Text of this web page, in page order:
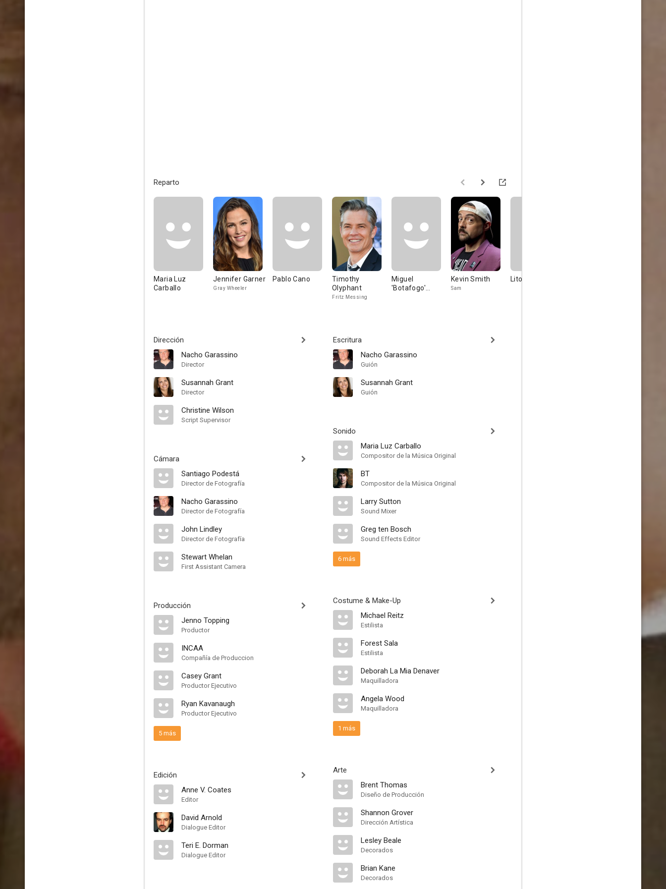
Reparto
Maria Luz
Carballo
Jennifer Garner
Gray Wheeler
Pablo Cano
Timothy
Olyphant
Fritz Messing
Miguel
'Botafogo'
Kevin Smith
Sam
Lito Epumer
Dirección
Nacho Garassino
Director
Susannah Grant
Director
Christine Wilson
Script Supervisor
Cámara
Santiago Podestá
Director de Fotografía
Nacho Garassino
Director de Fotografía
John Lindley
Director de Fotografía
Stewart Whelan
First Assistant Camera
Producción
Jenno Topping
Productor
INCAA
Compañía de Produccion
Casey Grant
Productor Ejecutivo
Ryan Kavanaugh
Productor Ejecutivo
5 más
Edición
Anne V. Coates
Editor
David Arnold
Dialogue Editor
Teri E. Dorman
Dialogue Editor
Escritura
Nacho Garassino
Guión
Susannah Grant
Guión
Sonido
Maria Luz Carballo
Compositor de la Música Original
BT
Compositor de la Música Original
Larry Sutton
Sound Mixer
Greg ten Bosch
Sound Effects Editor
6 más
Costume & Make-Up
Michael Reitz
Estilista
Forest Sala
Estilista
Deborah La Mia Denaver
Maquilladora
Angela Wood
Maquilladora
1 más
Arte
Brent Thomas
Diseño de Producción
Shannon Grover
Dirección Artística
Lesley Beale
Decorados
Brian Kane
Decorados